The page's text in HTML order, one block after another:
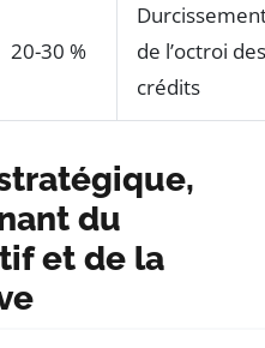
20-30 %
de l’octroi des
crédits
du
et de la